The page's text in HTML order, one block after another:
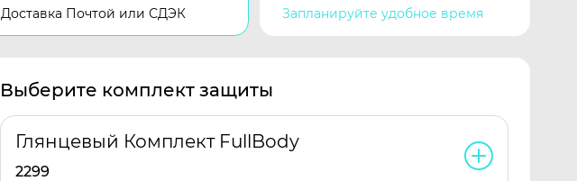
Доставка Почтой или СДЭК Запланируйте удобное время
Выберите комплект защиты
Глянцевый Комплект FullBody
2299